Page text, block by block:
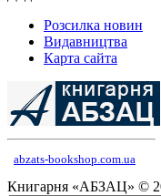
Розсилка новин
Видавництва
Карта сайта
abzats-bookshop.com.ua
Книгарня «АБЗАЦ» ©